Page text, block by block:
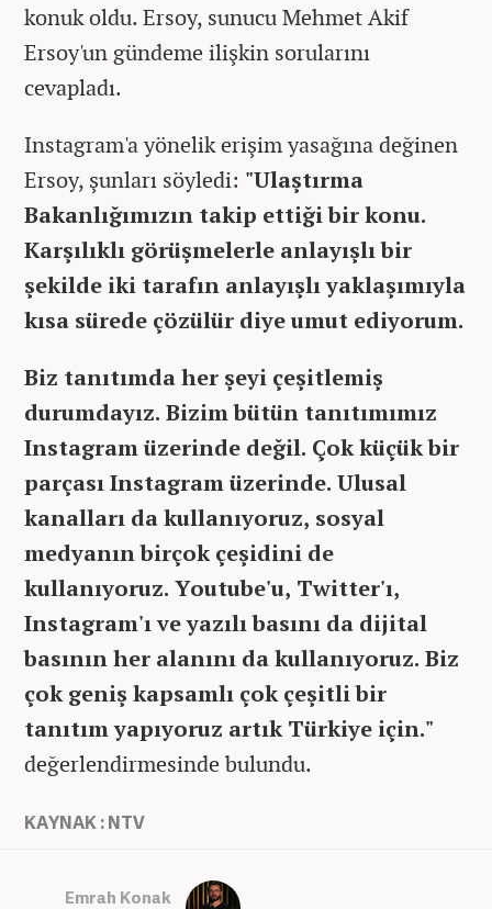
konuk oldu. Ersoy, sunucu Mehmet Akif
Ersoy'un gündeme ilişkin sorularını
cevapladı.
Instagram'a yönelik erişim yasağına değinen
Ersoy, şunları söyledi: "Ulaştırma
Bakanlığımızın takip ettiği bir konu.
Karşılıklı görüşmelerle anlayışlı bir
şekilde iki tarafın anlayışlı yaklaşımıyla
kısa sürede çözülür diye umut ediyorum.
Biz tanıtımda her şeyi çeşitlemiş
durumdayız. Bizim bütün tanıtımımız
Instagram üzerinde değil. Çok küçük bir
parçası Instagram üzerinde. Ulusal
kanalları da kullanıyoruz, sosyal
medyanın birçok çeşidini de
kullanıyoruz. Youtube'u, Twitter'ı,
Instagram'ı ve yazılı basını da dijital
basının her alanını da kullanıyoruz. Biz
çok geniş kapsamlı çok çeşitli bir
tanıtım yapıyoruz artık Türkiye için."
değerlendirmesinde bulundu.
KAYNAK : NTV
Emrah Konak